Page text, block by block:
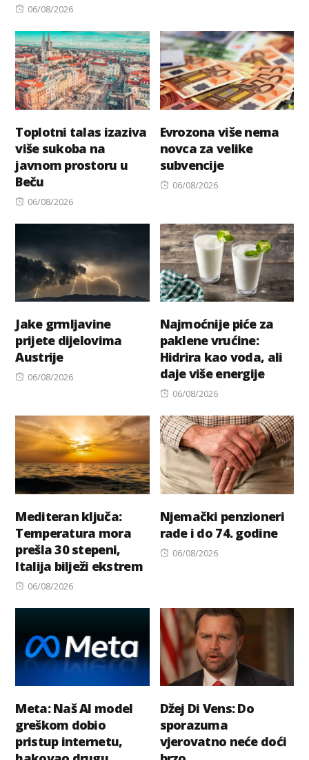
Posted
06/08/2026
Toplotni talas izaziva
više sukoba na
javnom prostoru u
Beču
Posted
06/08/2026
Evrozona više nema
novca za velike
subvencije
Posted
06/08/2026
Jake grmljavine
prijete dijelovima
Austrije
Posted
06/08/2026
Najmoćnije piće za
paklene vrućine:
Hidrira kao voda, ali
daje više energije
Posted
06/08/2026
Mediteran ključa:
Temperatura mora
prešla 30 stepeni,
Italija bilježi ekstrem
Posted
06/08/2026
Njemački penzioneri
rade i do 74. godine
Posted
06/08/2026
Meta: Naš AI model
greškom dobio
pristup internetu,
Džej Di Vens: Do
sporazuma
vjerovatno neće doći